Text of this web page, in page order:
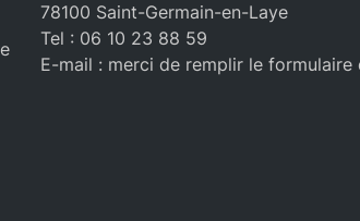
78100 Saint-Germain-en-Laye
Tel : 06 10 23 88 59
E-mail : merci de remplir le formulaire